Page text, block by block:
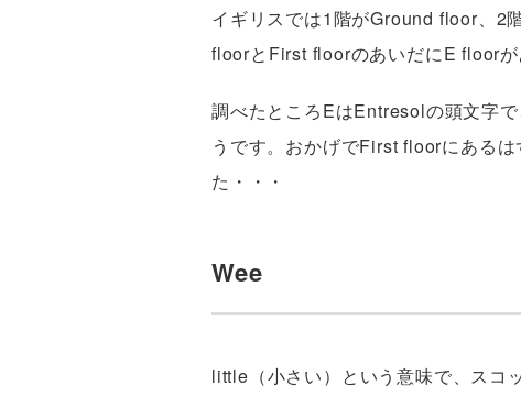
イギリスでは1階がGround floor、2
floorとFirst floorのあいだにE floorが
調べたところEはEntresolの頭文字
うです。おかげでFirst floorにある
た・・・
Wee
little（小さい）という意味で、スコ